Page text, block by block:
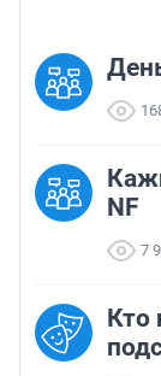
NF
7
Кто